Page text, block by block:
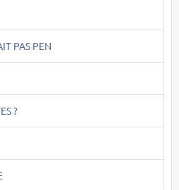
PAS PEN
?